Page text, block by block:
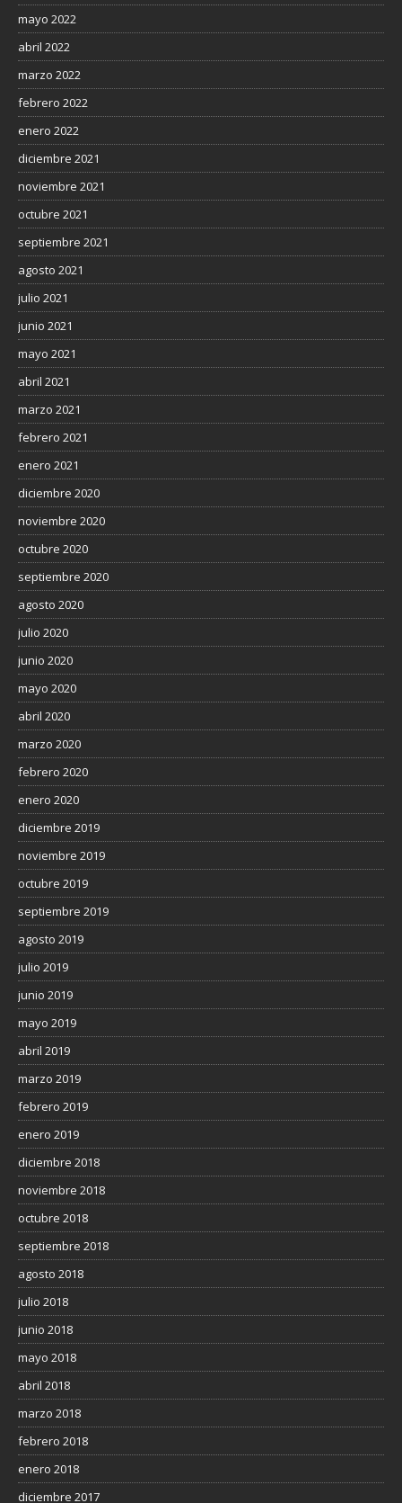
mayo 2022
abril 2022
marzo 2022
febrero 2022
enero 2022
diciembre 2021
noviembre 2021
octubre 2021
septiembre 2021
agosto 2021
julio 2021
junio 2021
mayo 2021
abril 2021
marzo 2021
febrero 2021
enero 2021
diciembre 2020
noviembre 2020
octubre 2020
septiembre 2020
agosto 2020
julio 2020
junio 2020
mayo 2020
abril 2020
marzo 2020
febrero 2020
enero 2020
diciembre 2019
noviembre 2019
octubre 2019
septiembre 2019
agosto 2019
julio 2019
junio 2019
mayo 2019
abril 2019
marzo 2019
febrero 2019
enero 2019
diciembre 2018
noviembre 2018
octubre 2018
septiembre 2018
agosto 2018
julio 2018
junio 2018
mayo 2018
abril 2018
marzo 2018
febrero 2018
enero 2018
diciembre 2017